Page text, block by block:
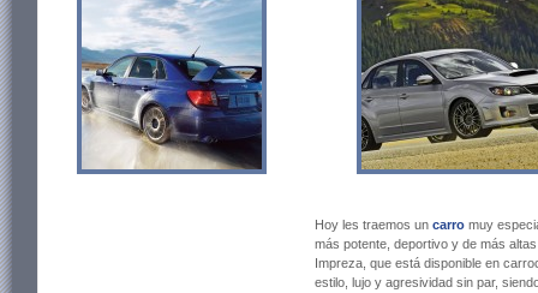
Hoy les traemos un carro muy
más potente, deportivo y de más
Impreza, que está disponible en
estilo, lujo y agresividad sin par,